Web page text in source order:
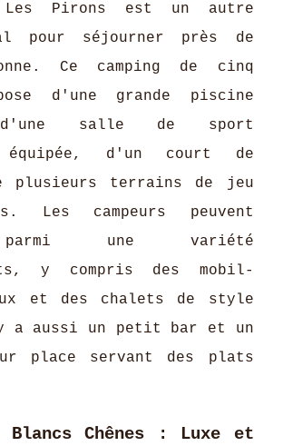
Les Pirons est un autre
pour séjourner près de
Ce camping de cinq
d'une grande piscine
d'une salle de sport
équipée, d'un court de
plusieurs terrains de jeu
Les campeurs peuvent
une variété
y compris des mobil-
et des chalets de style
a aussi un petit bar et un
place servant des plats
Blancs Chênes : Luxe et